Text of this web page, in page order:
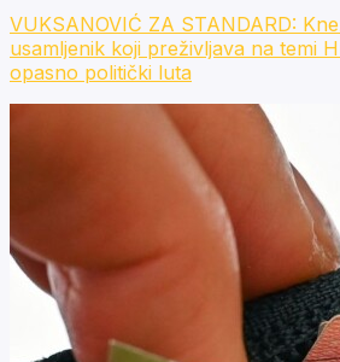
VUKSANOVIĆ ZA STANDARD:
usamljenik koji preživljava na temi
opasno politički luta